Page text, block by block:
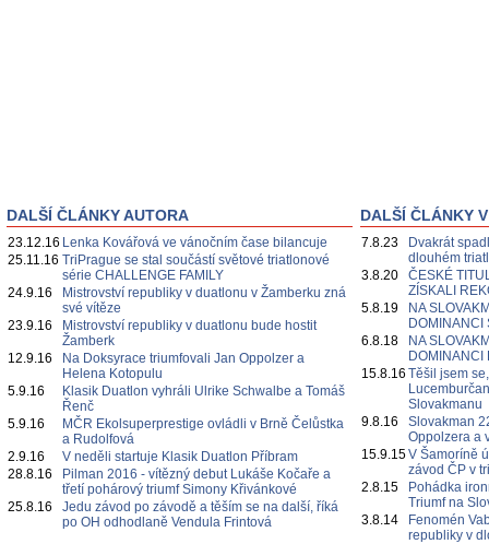
DALŠÍ ČLÁNKY AUTORA
23.12.16 Lenka Kovářová ve vánočním čase bilancuje
25.11.16 TriPrague se stal součástí světové triatlonové
série CHALLENGE FAMILY
24.9.16
Mistrovství republiky v duatlonu v Žamberku zná
své vítěze
23.9.16
Mistrovství republiky v duatlonu bude hostit
Žamberk
12.9.16
Na Doksyrace triumfovali Jan Oppolzer a
Helena Kotopulu
5.9.16
Klasik Duatlon vyhráli Ulrike Schwalbe a Tomáš
Řenč
5.9.16
MČR Ekolsuperprestige ovládli v Brně Čelůstka
a Rudolfová
2.9.16
V neděli startuje Klasik Duatlon Příbram
28.8.16
Pilman 2016 - vítězný debut Lukáše Kočaře a
třetí pohárový triumf Simony Křivánkové
25.8.16
Jedu závod po závodě a těším se na další, říká
po OH odhodlaně Vendula Frintová
DALŠÍ ČLÁNKY
7.8.23
Dvakrát
dlouhém
3.8.20
ČESKÉ
ZÍSKALI
5.8.19
NA
DOMINANCI
6.8.18
NA
DOMINANCI
15.8.16 Těšil jsem
Slovakmanu
9.8.16
Slovakman
Oppolzera a
15.9.15V Šamoríně
závod ČP v
2.8.15
Pohádka
Triumf na
3.8.14
Fenomén
republiky v